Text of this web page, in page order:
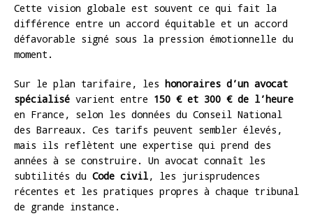
Cette vision globale est souvent ce qui fait la
différence entre un accord équitable et un accord
défavorable signé sous la pression émotionnelle du
moment.
Sur le plan tarifaire, les honoraires d’un avocat
spécialisé varient entre 150 € et 300 € de l’heure
en France, selon les données du Conseil National
des Barreaux. Ces tarifs peuvent sembler élevés,
mais ils reflètent une expertise qui prend des
années à se construire. Un avocat connaît les
subtilités du Code civil, les jurisprudences
récentes et les pratiques propres à chaque tribunal
de grande instance.